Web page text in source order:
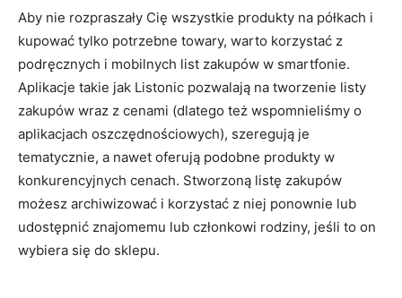
Aby nie rozpraszały Cię wszystkie produkty na półkach i
kupować tylko potrzebne towary, warto korzystać z
podręcznych i mobilnych list zakupów w smartfonie.
Aplikacje takie jak Listonic pozwalają na tworzenie listy
zakupów wraz z cenami (dlatego też wspomnieliśmy o
aplikacjach oszczędnościowych), szeregują je
tematycznie, a nawet oferują podobne produkty w
konkurencyjnych cenach. Stworzoną listę zakupów
możesz archiwizować i korzystać z niej ponownie lub
udostępnić znajomemu lub członkowi rodziny, jeśli to on
wybiera się do sklepu.